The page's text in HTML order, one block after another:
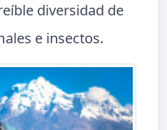
diversidad de
e insectos.